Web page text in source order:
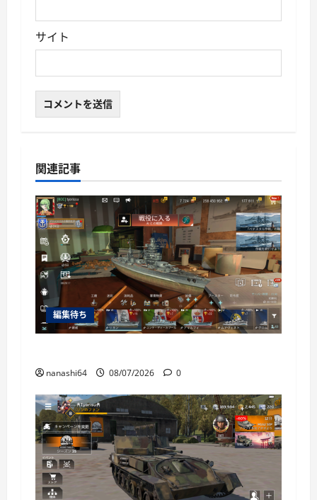
サイト
関連記事
編集待ち
nanashi64 08/07/2026 0